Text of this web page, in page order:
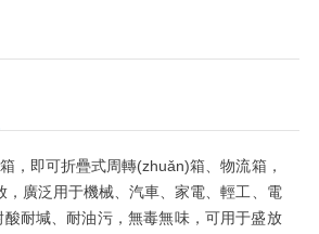
，即可折疊式周轉(zhuǎn)箱、物流箱，
泛用于機械、汽車、家電、輕工、電
耐堿、耐油污，無毒無味，可用于盛放